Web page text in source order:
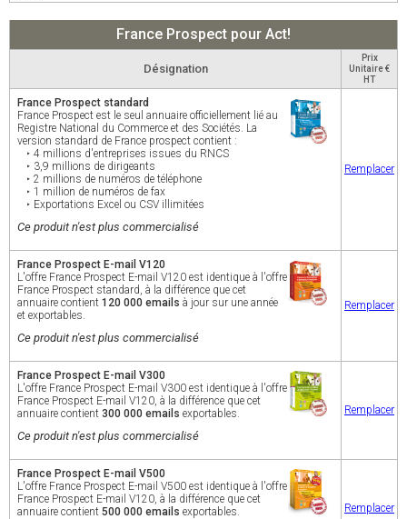
France Prospect pour Act!
Désignation
Prix
Unitaire €
HT
France Prospect standard
France Prospect est le seul annuaire officiellement lié au
Registre National du Commerce et des Sociétés. La
version standard de France prospect contient :
‣ 4 millions d'entreprises issues du RNCS
‣ 3,9 millions de dirigeants
‣ 2 millions de numéros de téléphone
‣ 1 million de numéros de fax
‣ Exportations Excel ou CSV illimitées
Ce produit n'est plus commercialisé
Remplacer
France Prospect E-mail V120
L'offre France Prospect E-mail V120 est identique à l'offre
France Prospect standard, à la différence que cet
annuaire contient 120 000 emails à jour sur une année
et exportables.
Ce produit n'est plus commercialisé
Remplacer
France Prospect E-mail V300
L'offre France Prospect E-mail V300 est identique à l'offre
France Prospect E-mail V120, à la différence que cet
annuaire contient 300 000 emails exportables.
Ce produit n'est plus commercialisé
Remplacer
France Prospect E-mail V500
L'offre France Prospect E-mail V500 est identique à l'offre
France Prospect E-mail V120, à la différence que cet
annuaire contient 500 000 emails exportables. Remplacer